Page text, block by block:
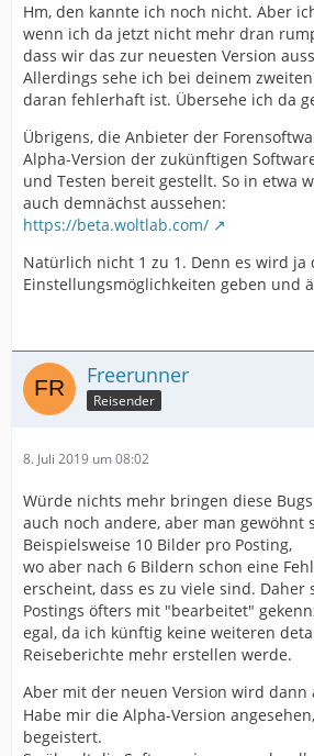
Hm, den kannte ich noch nicht. Aber
wenn ich da jetzt nicht mehr dran
dass wir das zur neuesten Version
Allerdings sehe ich bei deinem
daran fehlerhaft ist. Übersehe ich da
Übrigens, die Anbieter der
Alpha-Version der zukünftigen
und Testen bereit gestellt. So in etwa
auch demnächst aussehen:
https://beta.woltlab.com/
Natürlich nicht 1 zu 1. Denn es wird ja
Einstellungsmöglichkeiten geben und
Freerunner
Reisender
8. Juli 2019 um 08:02
Würde nichts mehr bringen diese
auch noch andere, aber man gewöhnt
Beispielsweise 10 Bilder pro Posting,
wo aber nach 6 Bildern schon eine
erscheint, dass es zu viele sind. Daher
Postings öfters mit "bearbeitet"
egal, da ich künftig keine weiteren
Reiseberichte mehr erstellen werde.
Aber mit der neuen Version wird dann
Habe mir die Alpha-Version
begeistert.